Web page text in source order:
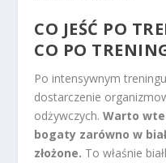
CO JEŚĆ PO
CO PO
Po intensywnym
dostarczenie
odżywczych.Warto
bogaty zarówno w
złożone. To właśnie